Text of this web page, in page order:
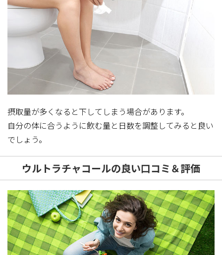
摂取量が多くなると下してしまう場合があります。
自分の体に合うように飲む量と日数を調整してみると良い
でしょう。
ウルトラチャコールの良い口コミ＆評価